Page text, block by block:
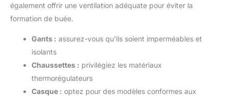
également offrir une ventilation adéquate pour éviter la
formation de buée.
Gants : assurez-vous qu’ils soient imperméables et
isolants
Chaussettes : privilégiez les matériaux
thermorégulateurs
Casque : optez pour des modèles conformes aux